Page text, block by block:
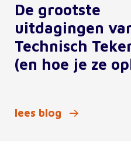
De grootste
uitdagingen
Technisch
(en hoe je ze
lees blog